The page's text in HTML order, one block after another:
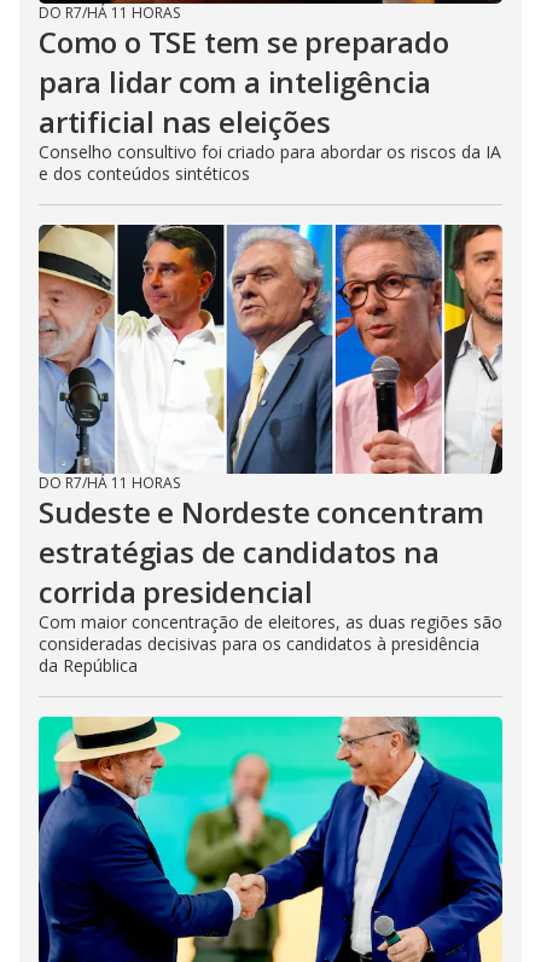
DO R7/HÁ 11 HORAS
Como o TSE tem se preparado
para lidar com a inteligência
artificial nas eleições
Conselho consultivo foi criado para abordar os riscos da IA
e dos conteúdos sintéticos
DO R7/HÁ 11 HORAS
Sudeste e Nordeste concentram
estratégias de candidatos na
corrida presidencial
Com maior concentração de eleitores, as duas regiões são
consideradas decisivas para os candidatos à presidência
da República